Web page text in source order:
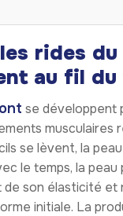
rides
au fil du
se développent
musculaires
se lèvent, la
le temps, la peau
de son élasticité et
initiale. La